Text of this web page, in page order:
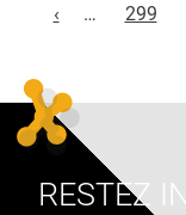
‹
… 299
RESTEZ